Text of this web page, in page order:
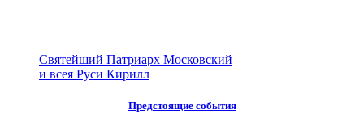
Святейший Патриарх Московский
и всея Руси Кирилл
Предстоящие события